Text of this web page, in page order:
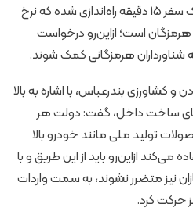
دریایی با هزینه 15 درهم برای یک سفر 15 دقیقه راه‌اندازی شده که نرخ
هرمزگان است؛ ازاین‌رو درخواست
شناورداران هرمزگانی کمک شوند.
و کشاورزی بندرعباس، با اشاره به بالا
ساخت داخل، گفت: دولت هر
تولید ملی مانند خودرو بالا
می‌کند ازاین‌رو باید از این طریق و با
نیز متضرر نشوند، به سمت واردات
حرکت کرد.